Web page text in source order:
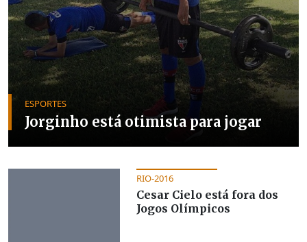
ESPORTES
Jorginho está otimista para jogar
RIO-2016
Cesar Cielo está fora dos
Jogos Olímpicos